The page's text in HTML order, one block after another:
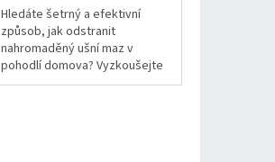
Hledáte šetrný a efektivní
způsob, jak odstranit
nahromaděný ušní maz v
pohodlí domova? Vyzkoušejte
toto moderní zařízení pro